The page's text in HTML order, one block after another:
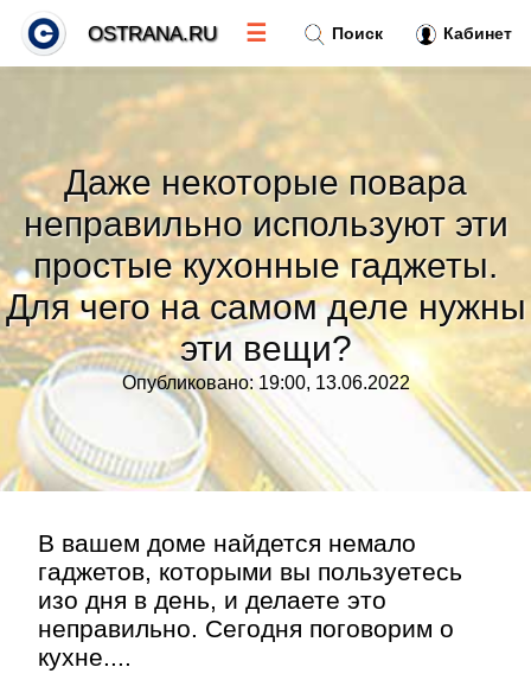
Даже некоторые повара
неправильно используют эти
простые кухонные гаджеты.
Для чего на самом деле нужны
эти вещи?
Опубликовано: 19:00, 13.06.2022
В вашем доме найдется немало
гаджетов, которыми вы пользуетесь
изо дня в день, и делаете это
неправильно. Сегодня поговорим о
кухне....
Поиск Кабинет
OSTRANA.RU ☰
Тренды новостей»
Рубрики»
Правила
Контакт